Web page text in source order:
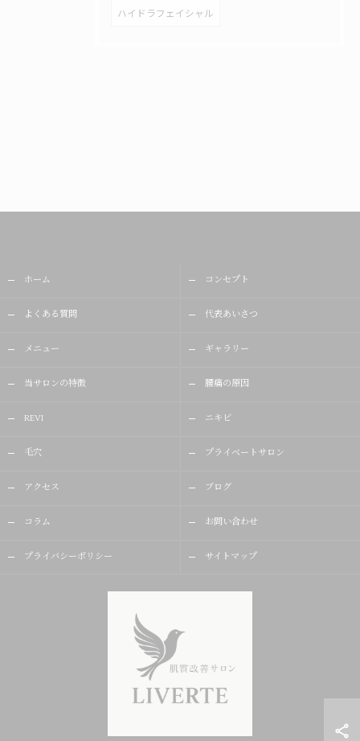
ハイドラフェイシャル
ホーム コンセプト
よくある質問 代表あいさつ
メニュー ギャラリー
当サロンの特徴 腰痛の原因
REVI ニキビ
毛穴 プライベートサロン
アクセス ブログ
コラム お問い合わせ
プライバシーポリシー サイトマップ